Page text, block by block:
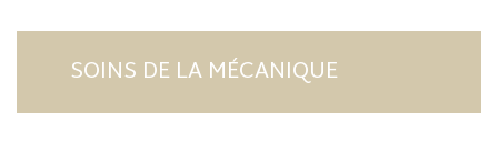
SOINS DE LA MÉCANIQUE